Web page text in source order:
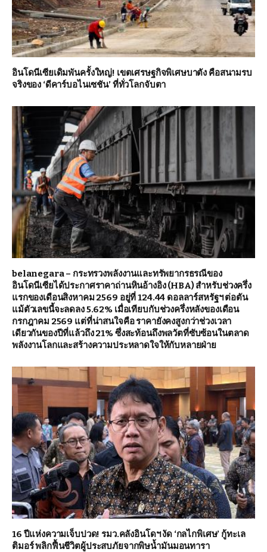
อินโดนีเซียเดิมพันครั้งใหญ่! เขตเศรษฐกิจพิเศษบาตัง คือสนามรบ
จริงของ ‘ดีคาร์บอไนเซชัน’ ที่ทั่วโลกจับตา
belanegara – กระทรวงพลังงานและทรัพยากรธรณีของ
อินโดนีเซียได้ประกาศราคาถ่านหินอ้างอิง (HBA) สำหรับช่วงครึ่ง
แรกของเดือนสิงหาคม 2569 อยู่ที่ 124.44 ดอลลาร์สหรัฐฯ ต่อตัน
แม้ตัวเลขนี้จะลดลง 5.62% เมื่อเทียบกับช่วงครึ่งหลังของเดือน
กรกฎาคม 2569 แต่ที่น่าสนใจคือ ราคายังคงสูงกว่าช่วงเวลา
เดียวกันของปีที่แล้วถึง 21% ซึ่งสะท้อนถึงพลวัตที่ซับซ้อนในตลาด
พลังงานโลกและสร้างความประหลาดใจให้กับหลายฝ่าย
16 ปีแห่งความเจ็บปวด! รมว.คลังอินโดฯ งัด ‘กลไกพิเศษ’ กู้ทะเล
ติมอร์ พลิกฟื้นชีวิตผู้ประสบภัยจากพิษน้ำมันมอนทารา